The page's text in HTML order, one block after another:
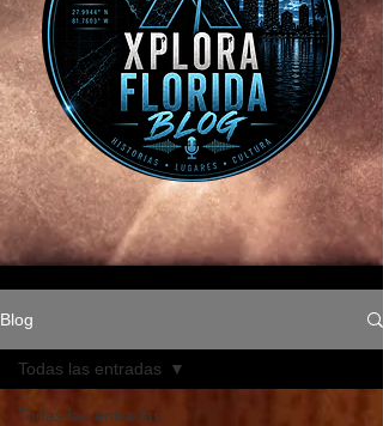
Blog
Todas las entradas
Todas las entradas